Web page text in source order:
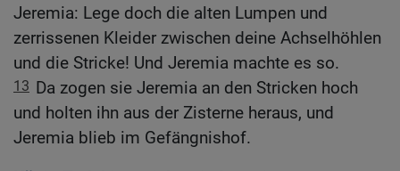
Jeremia: Lege doch die alten Lumpen und
zerrissenen Kleider zwischen deine Achselhöhlen
und die Stricke! Und Jeremia machte es so.
13 Da zogen sie Jeremia an den Stricken hoch
und holten ihn aus der Zisterne heraus, und
Jeremia blieb im Gefängnishof.